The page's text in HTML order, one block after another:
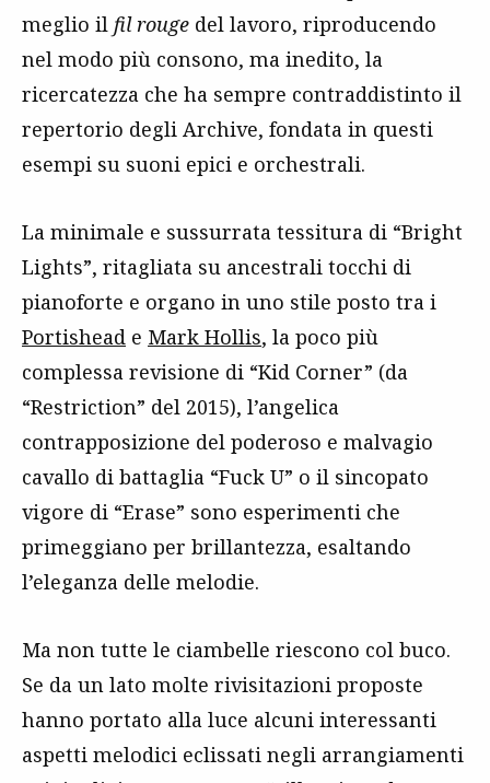
meglio il fil rouge del lavoro, riproducendo
nel modo più consono, ma inedito, la
ricercatezza che ha sempre contraddistinto il
repertorio degli Archive, fondata in questi
esempi su suoni epici e orchestrali.
La minimale e sussurrata tessitura di “Bright
Lights”, ritagliata su ancestrali tocchi di
pianoforte e organo in uno stile posto tra i
Portishead e Mark Hollis, la poco più
complessa revisione di “Kid Corner” (da
“Restriction” del 2015), l’angelica
contrapposizione del poderoso e malvagio
cavallo di battaglia “Fuck U” o il sincopato
vigore di “Erase” sono esperimenti che
primeggiano per brillantezza, esaltando
l’eleganza delle melodie.
Ma non tutte le ciambelle riescono col buco.
Se da un lato molte rivisitazioni proposte
hanno portato alla luce alcuni interessanti
aspetti melodici eclissati negli arrangiamenti